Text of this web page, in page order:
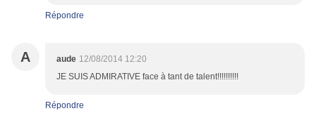
Répondre
A aude 12/08/2014 12:20
JE SUIS ADMIRATIVE face à tant de talent!!!!!!!!!!
Répondre